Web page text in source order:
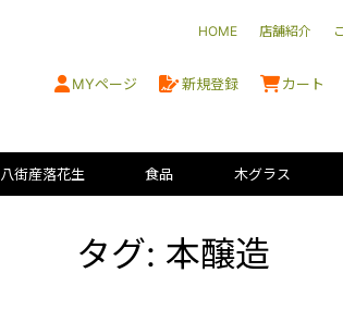
HOME 店舗紹介
MYページ 新規登録 カート
八街産落花生 食品 木グラス
タグ: 本醸造